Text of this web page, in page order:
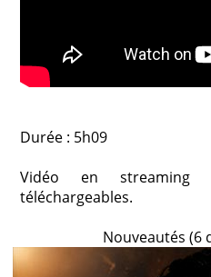
Durée : 5h09
Vidéo en streaming
téléchargeables.
Nouveautés (6